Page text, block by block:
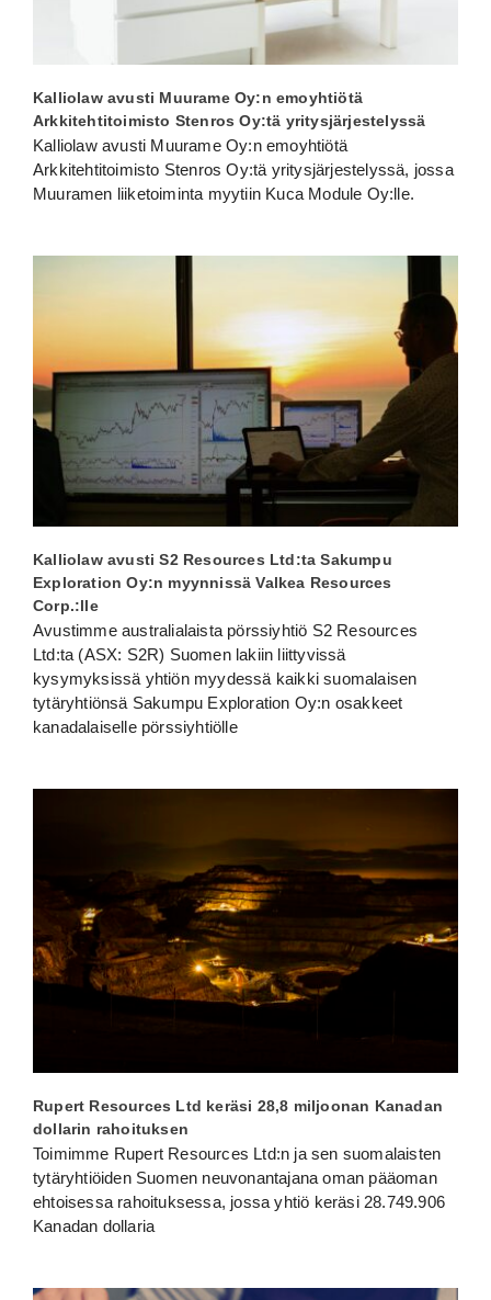
Kalliolaw avusti Muurame Oy:n emoyhtiötä
Arkkitehtitoimisto Stenros Oy:tä yritysjärjestelyssä
Kalliolaw avusti Muurame Oy:n emoyhtiötä
Arkkitehtitoimisto Stenros Oy:tä yritysjärjestelyssä, jossa
Muuramen liiketoiminta myytiin Kuca Module Oy:lle.
Kalliolaw avusti S2 Resources Ltd:ta Sakumpu
Exploration Oy:n myynnissä Valkea Resources
Corp.:lle
Avustimme australialaista pörssiyhtiö S2 Resources
Ltd:ta (ASX: S2R) Suomen lakiin liittyvissä
kysymyksissä yhtiön myydessä kaikki suomalaisen
tytäryhtiönsä Sakumpu Exploration Oy:n osakkeet
kanadalaiselle pörssiyhtiölle
Rupert Resources Ltd keräsi 28,8 miljoonan Kanadan
dollarin rahoituksen
Toimimme Rupert Resources Ltd:n ja sen suomalaisten
tytäryhtiöiden Suomen neuvonantajana oman pääoman
ehtoisessa rahoituksessa, jossa yhtiö keräsi 28.749.906
Kanadan dollaria